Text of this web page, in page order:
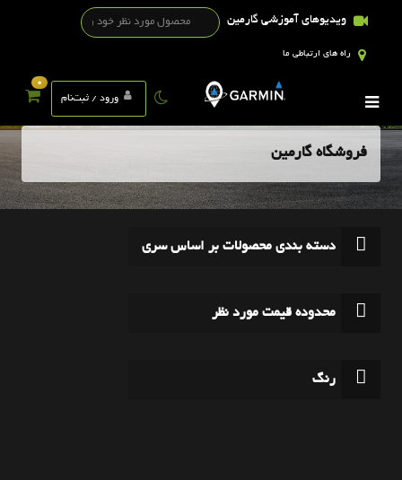
ویدیوهای آموزشی گارمین
راه های ارتباطی ما
ورود / ثبت‌نام
0
فروشگاه گارمین
دسته بندی محصولات بر اساس سری
محدوده قیمت مورد نظر
رنگ